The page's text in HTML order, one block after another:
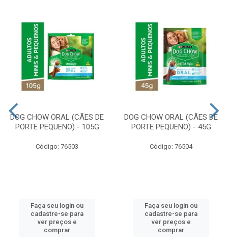
DOG CHOW ORAL (CÃES DE
PORTE PEQUENO) - 105G
Código: 76503
Faça seu login ou
cadastre-se para
ver preços e
comprar
DOG CHOW ORAL (CÃES DE
PORTE PEQUENO) - 45G
Código: 76504
Faça seu login ou
cadastre-se para
ver preços e
comprar